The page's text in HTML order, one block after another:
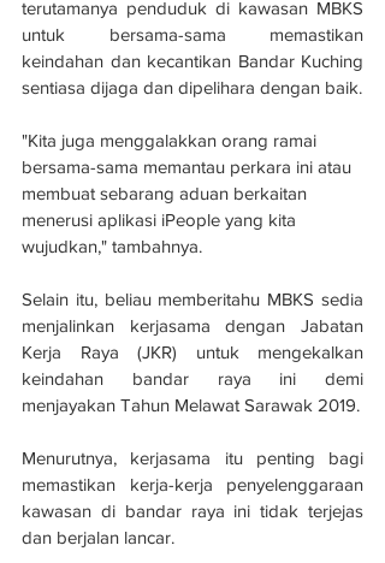
terutamanya penduduk di kawasan MBKS
untuk bersama-sama memastikan
keindahan dan kecantikan Bandar Kuching
sentiasa dijaga dan dipelihara dengan baik.
"Kita juga menggalakkan orang ramai
bersama-sama memantau perkara ini atau
membuat sebarang aduan berkaitan
menerusi aplikasi iPeople yang kita
wujudkan," tambahnya.
Selain itu, beliau memberitahu MBKS sedia
menjalinkan kerjasama dengan Jabatan
Kerja Raya (JKR) untuk mengekalkan
keindahan bandar raya ini demi
menjayakan Tahun Melawat Sarawak 2019.
Menurutnya, kerjasama itu penting bagi
memastikan kerja-kerja penyelenggaraan
kawasan di bandar raya ini tidak terjejas
dan berjalan lancar.